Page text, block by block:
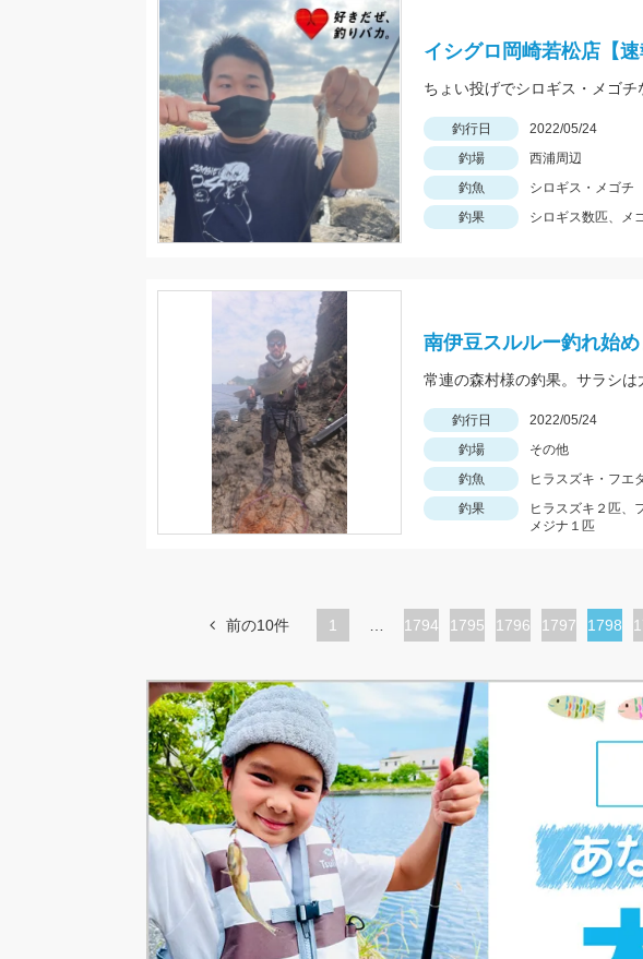
イシグロ岡崎若松店【
ちょい投げでシロギス・メゴチ
釣行日 2022/05/24
釣場
西浦周辺
釣魚
シロギス・メゴチ
釣果
シロギス数匹、メ
南伊豆スルルー釣れ始
常連の森村様の釣果。サラシは
釣行日 2022/05/24
釣場
その他
釣魚
ヒラスズキ・フエ
釣果
ヒラスズキ２匹、
メジナ１匹
前の10件 1
ペ
1794
ペ
ジ
1795
ペ
1796
ペ
1797
カ
ト
ジ
1798